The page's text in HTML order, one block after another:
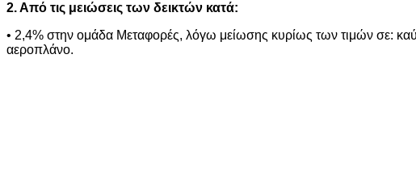
2. Από τις μειώσεις των δεικτών κατά:
• 2,4% στην ομάδα Μεταφορές, λόγω μείωσης κυρίως των τιμών σε:
αεροπλάνο.